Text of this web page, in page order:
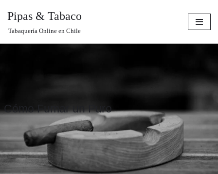
Pipas & Tabaco
Tabaquería Online en Chile
Cómo Fumar un Puro